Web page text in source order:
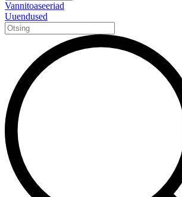
Vannitoaseeriad
Uuendused